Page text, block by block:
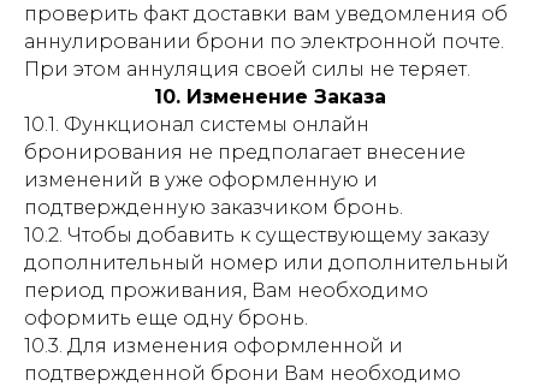
проверить факт доставки вам уведомления об
аннулировании брони по электронной почте.
При этом аннуляция своей силы не теряет.
10. Изменение Заказа
10.1. Функционал системы онлайн
бронирования не предполагает внесение
изменений в уже оформленную и
подтвержденную заказчиком бронь.
10.2. Чтобы добавить к существующему заказу
дополнительный номер или дополнительный
период проживания, Вам необходимо
оформить еще одну бронь.
10.3. Для изменения оформленной и
подтвержденной брони Вам необходимо